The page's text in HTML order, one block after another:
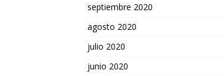
septiembre 2020
agosto 2020
julio 2020
junio 2020